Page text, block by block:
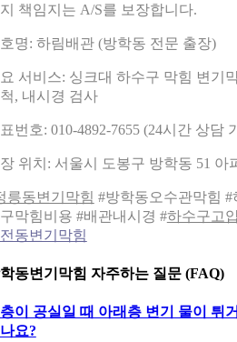
책임지는 A/S를 보장합니다.
명: 하림배관 (방학동 전문 출장)
서비스: 싱크대 하수구 막힘 변기
, 내시경 검사
번호: 010-4892-7655 (24시간 상담
위치: 서울시 도봉구 방학동 51 아
릉동변기막힘 #방학동오수관막힘
막힘비용 #배관내시경 #하수구고
동변기막힘
동변기막힘 자주하는 질문 (FAQ)
이 공실일 때 아래층 변기 물이 튀
요?